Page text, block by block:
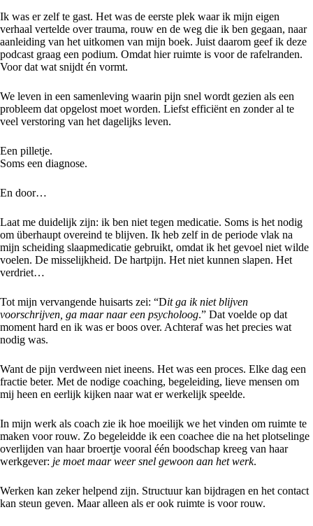
Ik was er zelf te gast. Het was de eerste plek waar ik mijn eigen
verhaal vertelde over trauma, rouw en de weg die ik ben gegaan, naar
aanleiding van het uitkomen van mijn boek. Juist daarom geef ik deze
podcast graag een podium. Omdat hier ruimte is voor de rafelranden.
Voor dat wat snijdt én vormt.
We leven in een samenleving waarin pijn snel wordt gezien als een
probleem dat opgelost moet worden. Liefst efficiënt en zonder al te
veel verstoring van het dagelijks leven.
Een pilletje.
Soms een diagnose.
En door…
Laat me duidelijk zijn: ik ben niet tegen medicatie. Soms is het nodig
om überhaupt overeind te blijven. Ik heb zelf in de periode vlak na
mijn scheiding slaapmedicatie gebruikt, omdat ik het gevoel niet wilde
voelen. De misselijkheid. De hartpijn. Het niet kunnen slapen. Het
verdriet…
Tot mijn vervangende huisarts zei: “Dit ga ik niet blijven
voorschrijven, ga maar naar een psycholoog.” Dat voelde op dat
moment hard en ik was er boos over. Achteraf was het precies wat
nodig was.
Want de pijn verdween niet ineens. Het was een proces. Elke dag een
fractie beter. Met de nodige coaching, begeleiding, lieve mensen om
mij heen en eerlijk kijken naar wat er werkelijk speelde.
In mijn werk als coach zie ik hoe moeilijk we het vinden om ruimte te
maken voor rouw. Zo begeleidde ik een coachee die na het plotselinge
overlijden van haar broertje vooral één boodschap kreeg van haar
werkgever: je moet maar weer snel gewoon aan het werk.
Werken kan zeker helpend zijn. Structuur kan bijdragen en het contact
kan steun geven. Maar alleen als er ook ruimte is voor rouw.